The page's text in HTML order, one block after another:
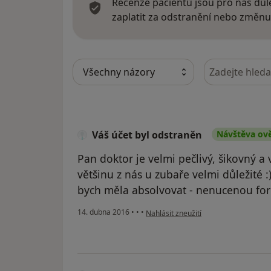
Recenze pacientů jsou pro nás
zaplatit za odstranění nebo
Hledejte v
Váš účet byl odstraněn Návštěva
Pan doktor je velmi pečlivý, šikovný
většinu z nás u zubaře velmi důležité
bych měla absolvovat - nenucenou
14. dubna 2016 • • • podle názoru uživatele Váš účet byl
Nahlásit zneužití